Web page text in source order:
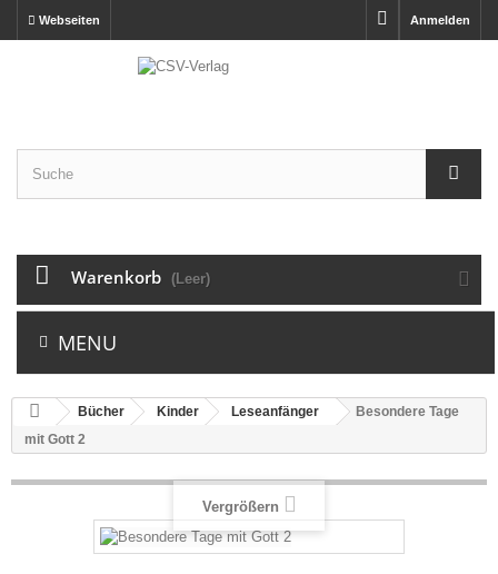
Anmelden
Webseiten
Warenkorb (Leer)
MENU
Bücher Kinder Leseanfänger
Besondere Tage
mit Gott 2
Vergrößern